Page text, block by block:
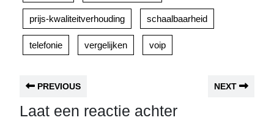
prijs-kwaliteitverhouding schaalbaarheid
telefonie vergelijken voip
PREVIOUS NEXT
Laat een reactie achter